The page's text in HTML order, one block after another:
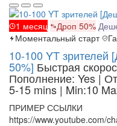
1 месяц Дроп 50%
Моментальный старт
10-100 YT
50%] Быстрая
Пополнение: Yes |
5-15 mins | Min:10
ПРИМЕР ССЫЛКИ
https://www.youtube.com/